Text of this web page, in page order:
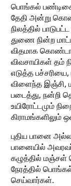
பொங்கல்
தேதி அன்று
நிலத்தில்
துணை நின்ற
விதமாக
விவசாயிகள் தம்
எடுத்த
விளைந்த இஞ்சி,
படைத்து, நன்றி
உயிரோட்டமும்
கிராமங்களிலும்
புதிய பானை
பானையில்
கழுத்தில் மஞ்சள்
நேரத்தில்
செய்வார்கள்.